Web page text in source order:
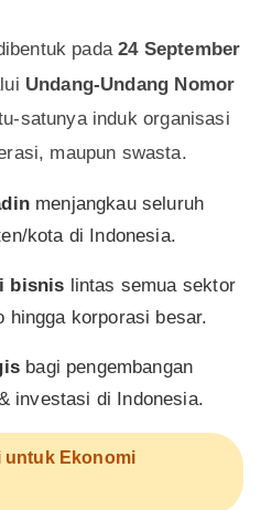
pada24 September
Undang-Undang Nomor
satunya induk organisasi
maupun swasta.
menjangkau seluruh
kota di Indonesia.
bisnis lintas semua sektor
hingga korporasi besar.
bagi pengembangan
investasi di Indonesia.
untuk Ekonomi